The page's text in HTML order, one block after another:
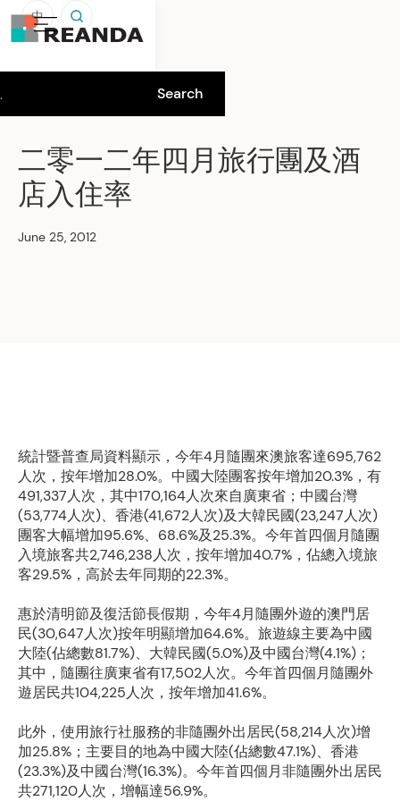
中
二零一二年四月旅行團及酒
店入住率
June 25, 2012
統計暨普查局資料顯示，今年4月隨團來澳旅客達695,762
人次，按年增加28.0%。中國大陸團客按年增加20.3%，有
491,337人次，其中170,164人次來自廣東省；中國台灣
(53,774人次)、香港(41,672人次)及大韓民國(23,247人次)
團客大幅增加95.6%、68.6%及25.3%。今年首四個月隨團
入境旅客共2,746,238人次，按年增加40.7%，佔總入境旅
客29.5%，高於去年同期的22.3%。
惠於清明節及復活節長假期，今年4月隨團外遊的澳門居
民(30,647人次)按年明顯增加64.6%。旅遊線主要為中國
大陸(佔總數81.7%)、大韓民國(5.0%)及中國台灣(4.1%)；
其中，隨團往廣東省有17,502人次。今年首四個月隨團外
遊居民共104,225人次，按年增加41.6%。
此外，使用旅行社服務的非隨團外出居民(58,214人次)增
加25.8%；主要目的地為中國大陸(佔總數47.1%)、香港
(23.3%)及中國台灣(16.3%)。今年首四個月非隨團外出居民
共271,120人次，增幅達56.9%。